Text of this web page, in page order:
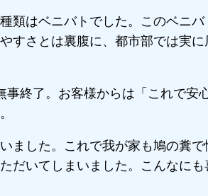
類はベニバトでした。このベニバ
すさとは裏腹に、都市部では実に
終了。お客様からは「これで安
ました。これで我が家も鳩の糞で
だいてしまいました。こんなにも